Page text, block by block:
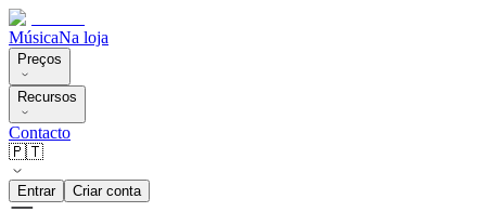
MúsicaNa loja
Preços
Recursos
Contacto
🇵🇹
Entrar Criar conta